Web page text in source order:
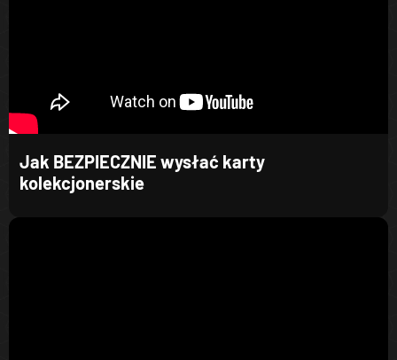
Jak BEZPIECZNIE wysłać karty
kolekcjonerskie